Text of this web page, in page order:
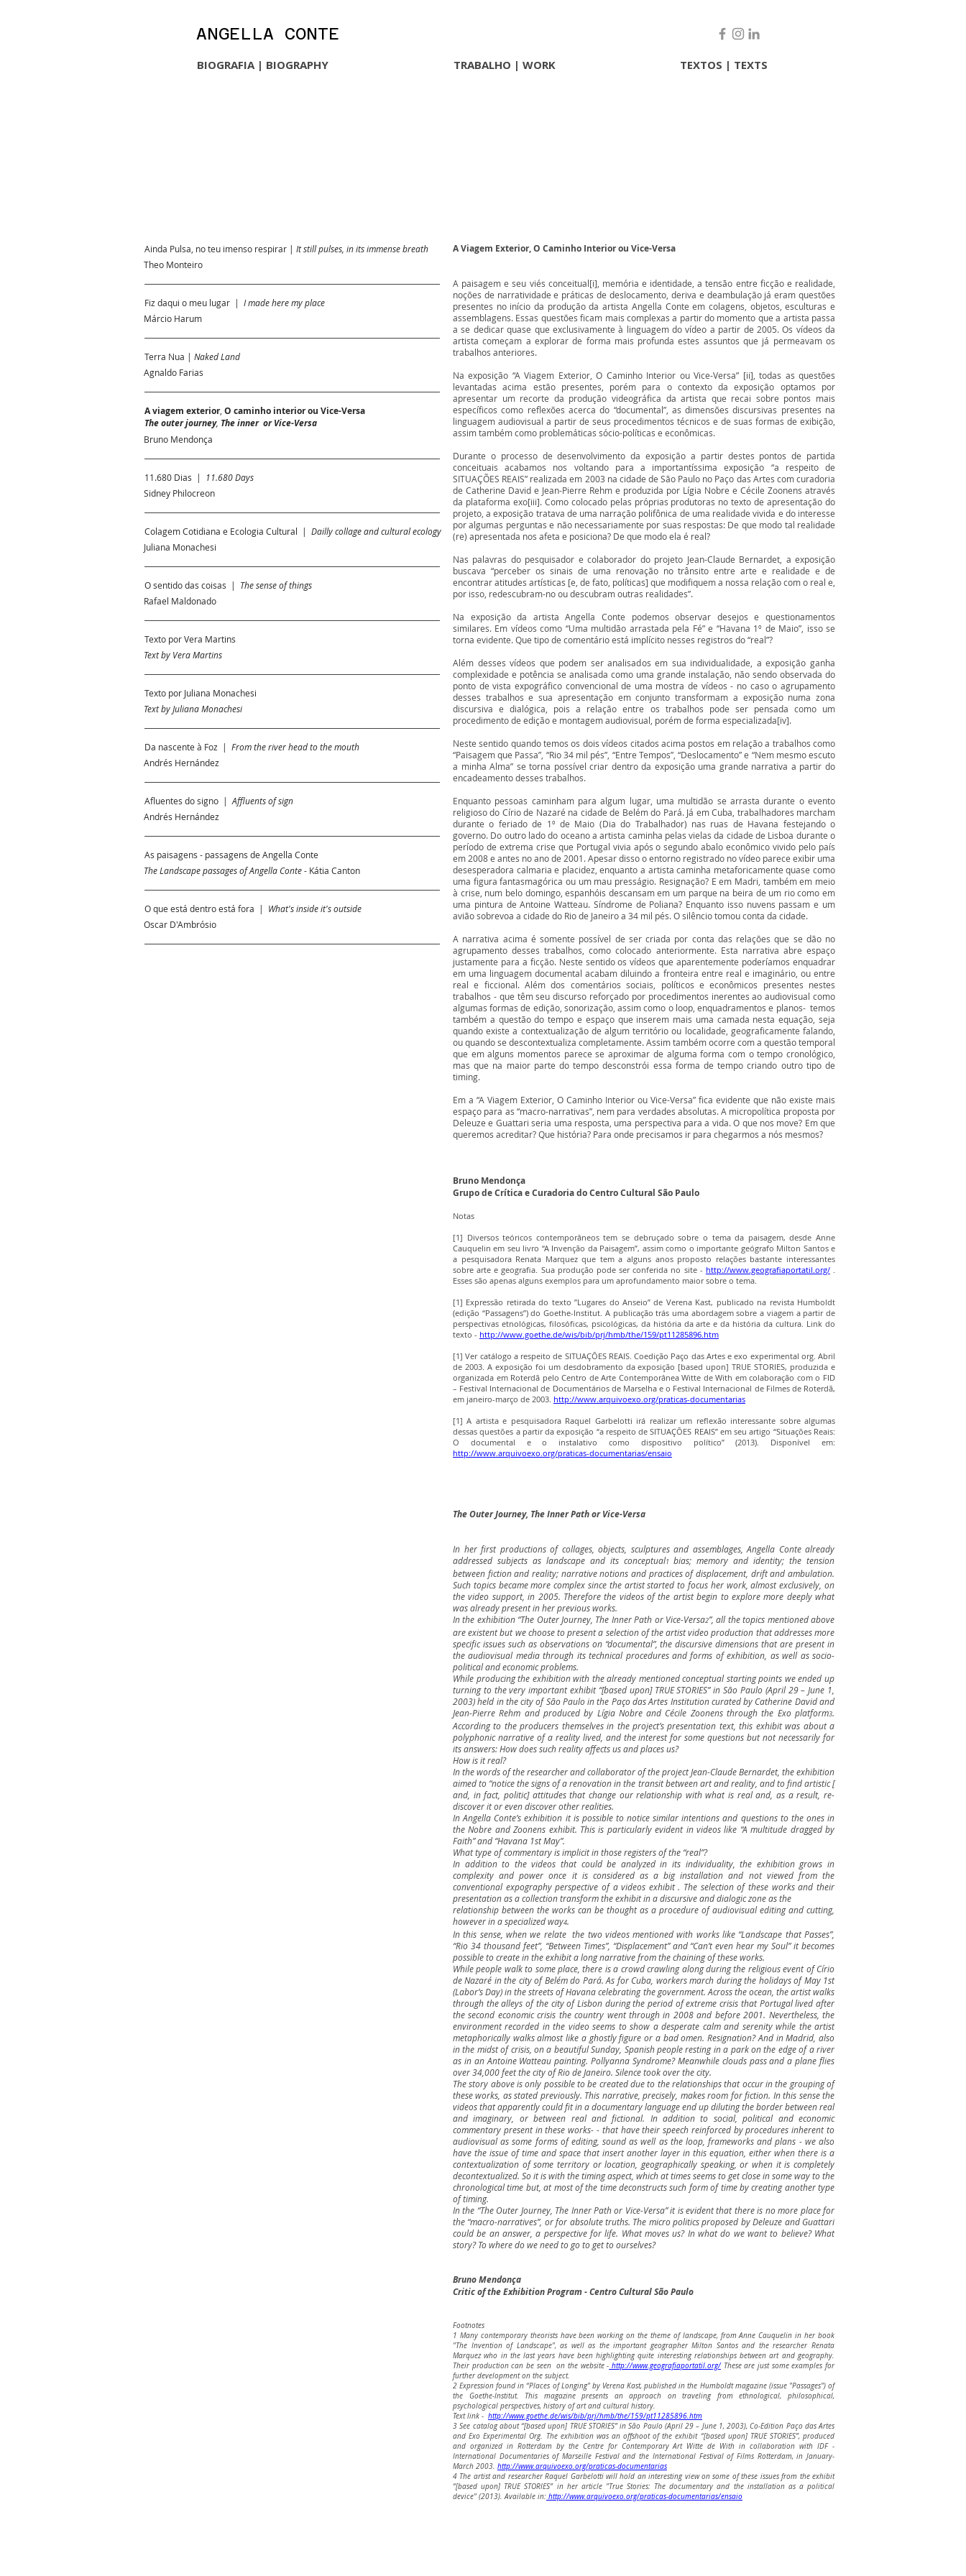
ANGELLA CONTE
BIOGRAFIA | BIOGRAPHY TRABALHO | WORK TEXTOS | TEXTS
Ainda Pulsa, no teu imenso respirar | It still pulses, in its immense breath
Theo Monteiro
Fiz daqui o meu lugar | I made here my place
Márcio Harum
Terra Nua | Naked Land
Agnaldo Farias
A viagem exterior, O caminho interior ou Vice-Versa
The outer journey, The inner or Vice-Versa
Bruno Mendonça
11.680 Dias |
11.680 Days
Sidney Philocreon
Colagem Cotidiana e Ecologia Cultural | Dailly collage and cultural ecology
Juliana Monachesi
O sentido das coisas | The sense of things
Rafael Maldonado
Texto por Vera Martins
Text by Vera Martins
Texto por Juliana Monachesi
Text by Juliana Monachesi
Da nascente à Foz | From the river head to the mouth
Andrés Hernández
Afluentes do signo | Affluents of sign
Andrés Hernández
As paisagens - passagens de Angella Conte
The Landscape passages of Angella Conte- Kátia Canton
O que está dentro está fora | What's inside it's outside
Oscar D'Ambrósio
A Viagem Exterior, O Caminho Interior ou Vice-Versa
A paisagem e seu viés conceitual[i], memória e identidade, a tensão entre ficção e realidade,
noções de narratividade e práticas de deslocamento, deriva e deambulação já eram questões
presentes no início da produção da artista Angella Conte em colagens, objetos, esculturas e
assemblagens. Essas questões ficam mais complexas a partir do momento que a artista passa
a se dedicar quase que exclusivamente à linguagem do vídeo a partir de 2005. Os vídeos da
artista começam a explorar de forma mais profunda estes assuntos que já permeavam os
trabalhos anteriores.
Na exposição “A Viagem Exterior, O Caminho Interior ou Vice-Versa” [ii], todas as questões
levantadas acima estão presentes, porém para o contexto da exposição optamos por
apresentar um recorte da produção videográfica da artista que recai sobre pontos mais
específicos como reflexões acerca do “documental”, as dimensões discursivas presentes na
linguagem audiovisual a partir de seus procedimentos técnicos e de suas formas de exibição,
assim também como problemáticas sócio-políticas e econômicas.
Durante o processo de desenvolvimento da exposição a partir destes pontos de partida
conceituais acabamos nos voltando para a importantíssima exposição “a respeito de
SITUAÇÕES REAIS” realizada em 2003 na cidade de São Paulo no Paço das Artes com curadoria
de Catherine David e Jean-Pierre Rehm e produzida por Lígia Nobre e Cécile Zoonens através
da plataforma exo[iii]. Como colocado pelas próprias produtoras no texto de apresentação do
projeto, a exposição tratava de uma narração polifônica de uma realidade vivida e do interesse
por algumas perguntas e não necessariamente por suas respostas: De que modo tal realidade
(re) apresentada nos afeta e posiciona? De que modo ela é real?
Nas palavras do pesquisador e colaborador do projeto Jean-Claude Bernardet, a exposição
buscava “perceber os sinais de uma renovação no trânsito entre arte e realidade e de
encontrar atitudes artísticas [e, de fato, políticas] que modifiquem a nossa relação com o real e,
por isso, redescubram-no ou descubram outras realidades”.
Na exposição da artista Angella Conte podemos observar desejos e questionamentos
similares. Em vídeos como “Uma multidão arrastada pela Fé” e “Havana 1º de Maio”, isso se
torna evidente. Que tipo de comentário está implícito nesses registros do “real”?
Além desses vídeos que podem ser analisados em sua individualidade, a exposição ganha
complexidade e potência se analisada como uma grande instalação, não sendo observada do
ponto de vista expográfico convencional de uma mostra de vídeos - no caso o agrupamento
desses trabalhos e sua apresentação em conjunto transformam a exposição numa zona
discursiva e dialógica, pois a relação entre os trabalhos pode ser pensada como um
procedimento de edição e montagem audiovisual, porém de forma especializada[iv].
Neste sentido quando temos os dois vídeos citados acima postos em relação a trabalhos como
“Paisagem que Passa”, “Rio 34 mil pés”, “Entre Tempos”, “Deslocamento” e “Nem mesmo escuto
a minha Alma” se torna possível criar dentro da exposição uma grande narrativa a partir do
encadeamento desses trabalhos.
Enquanto pessoas caminham para algum lugar, uma multidão se arrasta durante o evento
religioso do Círio de Nazaré na cidade de Belém do Pará. Já em Cuba, trabalhadores marcham
durante o feriado de 1º de Maio (Dia do Trabalhador) nas ruas de Havana festejando o
governo. Do outro lado do oceano a artista caminha pelas vielas da cidade de Lisboa durante o
período de extrema crise que Portugal vivia após o segundo abalo econômico vivido pelo país
em 2008 e antes no ano de 2001. Apesar disso o entorno registrado no vídeo parece exibir uma
desesperadora calmaria e placidez, enquanto a artista caminha metaforicamente quase como
uma figura fantasmagórica ou um mau presságio. Resignação? E em Madri, também em meio
à crise, num belo domingo, espanhóis descansam em um parque na beira de um rio como em
uma pintura de Antoine Watteau. Síndrome de Poliana? Enquanto isso nuvens passam e um
avião sobrevoa a cidade do Rio de Janeiro a 34 mil pés. O silêncio tomou conta da cidade.
A narrativa acima é somente possível de ser criada por conta das relações que se dão no
agrupamento desses trabalhos, como colocado anteriormente. Esta narrativa abre espaço
justamente para a ficção. Neste sentido os vídeos que aparentemente poderíamos enquadrar
em uma linguagem documental acabam diluindo a fronteira entre real e imaginário, ou entre
real e ficcional. Além dos comentários sociais, políticos e econômicos presentes nestes
trabalhos - que têm seu discurso reforçado por procedimentos inerentes ao audiovisual como
algumas formas de edição, sonorização, assim como o loop, enquadramentos e planos- temos
também a questão do tempo e espaço que inserem mais uma camada nesta equação, seja
quando existe a contextualização de algum território ou localidade, geograficamente falando,
ou quando se descontextualiza completamente. Assim também ocorre com a questão temporal
que em alguns momentos parece se aproximar de alguma forma com o tempo cronológico,
mas que na maior parte do tempo desconstrói essa forma de tempo criando outro tipo de
timing.
Em a “A Viagem Exterior, O Caminho Interior ou Vice-Versa” fica evidente que não existe mais
espaço para as “macro-narrativas”, nem para verdades absolutas. A micropolítica proposta por
Deleuze e Guattari seria uma resposta, uma perspectiva para a vida. O que nos move? Em que
queremos acreditar? Que história? Para onde precisamos ir para chegarmos a nós mesmos?
Bruno Mendonça
Grupo de Crítica e Curadoria do Centro Cultural São Paulo
Notas
[1] Diversos teóricos contemporâneos tem se debruçado sobre o tema da paisagem, desde Anne
Cauquelin em seu livro “A Invenção da Paisagem”, assim como o importante geógrafo Milton Santos e
a pesquisadora Renata Marquez que tem a alguns anos proposto relações bastante interessantes
sobre arte e geografia. Sua produção pode ser conferida no site - http://www.geografiaportatil.org/.
Esses são apenas alguns exemplos para um aprofundamento maior sobre o tema.
[1] Expressão retirada do texto ”Lugares do Anseio” de Verena Kast, publicado na revista Humboldt
(edição “Passagens”) do Goethe-Institut. A publicação trás uma abordagem sobre a viagem a partir de
perspectivas etnológicas, filosóficas, psicológicas, da história da arte e da história da cultura. Link do
texto - http://www.goethe.de/wis/bib/prj/hmb/the/159/pt11285896.htm
[1] Ver catálogo a respeito de SITUAÇÕES REAIS. Coedição Paço das Artes e exo experimental org. Abril
de 2003. A exposição foi um desdobramento da exposição [based upon] TRUE STORIES, produzida e
organizada em Roterdã pelo Centro de Arte Contemporânea Witte de With em colaboração com o FID
– Festival Internacional de Documentários de Marselha e o Festival Internacional de Filmes de Roterdã,
em janeiro-março de 2003. http://www.arquivoexo.org/praticas-documentarias
[1] A artista e pesquisadora Raquel Garbelotti irá realizar um reflexão interessante sobre algumas
dessas questões a partir da exposição “a respeito de SITUAÇÕES REAIS” em seu artigo “Situações Reais:
O documental e o instalativo como dispositivo político” (2013). Disponível em:
http://www.arquivoexo.org/praticas-documentarias/ensaio
The Outer Journey, The Inner Path or Vice-Versa
In her first productions of collages, objects, sculptures and assemblages, Angella Conte already
addressed subjects as landscape and its conceptual1 bias; memory and identity; the tension
between fiction and reality; narrative notions and practices of displacement, drift and ambulation.
Such topics became more complex since the artist started to focus her work, almost exclusively, on
the video support, in 2005. Therefore the videos of the artist begin to explore more deeply what
was already present in her previous works.
In the exhibition “The Outer Journey, The Inner Path or Vice-Versa2”, all the topics mentioned above
are existent but we choose to present a selection of the artist video production that addresses more
specific issues such as observations on “documental”, the discursive dimensions that are present in
the audiovisual media through its technical procedures and forms of exhibition, as well as socio-
political and economic problems.
While producing the exhibition with the already mentioned conceptual starting points we ended up
turning to the very important exhibit “[based upon] TRUE STORIES” in São Paulo (April 29 – June 1,
2003) held in the city of São Paulo in the Paço das Artes Institution curated by Catherine David and
Jean-Pierre Rehm and produced by Lígia Nobre and Cécile Zoonens through the Exo platform3.
According to the producers themselves in the project’s presentation text, this exhibit was about a
polyphonic narrative of a reality lived, and the interest for some questions but not necessarily for
its answers: How does such reality affects us and places us?
How is it real?
In the words of the researcher and collaborator of the project Jean-Claude Bernardet, the exhibition
aimed to “notice the signs of a renovation in the transit between art and reality, and to find artistic [
and, in fact, politic] attitudes that change our relationship with what is real and, as a result, re-
discover it or even discover other realities.
In Angella Conte’s exhibition it is possible to notice similar intentions and questions to the ones in
the Nobre and Zoonens exhibit. This is particularly evident in videos like “A multitude dragged by
Faith” and “Havana 1st May”.
What type of commentary is implicit in those registers of the “real”?
In addition to the videos that could be analyzed in its individuality, the exhibition grows in
complexity and power once it is considered as a big installation and not viewed from the
conventional expography perspective of a videos exhibit . The selection of these works and their
presentation as a collection transform the exhibit in a discursive and dialogic zone as the
relationship between the works can be thought as a procedure of audiovisual editing and cutting,
however in a specialized way4.
In this sense, when we relate the two videos mentioned with works like “Landscape that Passes”,
“Rio 34 thousand feet”, “Between Times”, “Displacement” and “Can’t even hear my Soul” it becomes
possible to create in the exhibit a long narrative from the chaining of these works.
While people walk to some place, there is a crowd crawling along during the religious event of Círio
de Nazaré in the city of Belém do Pará. As for Cuba, workers march during the holidays of May 1st
(Labor’s Day) in the streets of Havana celebrating the government. Across the ocean, the artist walks
through the alleys of the city of Lisbon during the period of extreme crisis that Portugal lived after
the second economic crisis the country went through in 2008 and before 2001. Nevertheless, the
environment recorded in the video seems to show a desperate calm and serenity while the artist
metaphorically walks almost like a ghostly figure or a bad omen. Resignation? And in Madrid, also
in the midst of crisis, on a beautiful Sunday, Spanish people resting in a park on the edge of a river
as in an Antoine Watteau painting. Pollyanna Syndrome? Meanwhile clouds pass and a plane flies
over 34,000 feet the city of Rio de Janeiro. Silence took over the city.
The story above is only possible to be created due to the relationships that occur in the grouping of
these works, as stated previously. This narrative, precisely, makes room for fiction. In this sense the
videos that apparently could fit in a documentary language end up diluting the border between real
and imaginary, or between real and fictional. In addition to social, political and economic
commentary present in these works- - that have their speech reinforced by procedures inherent to
audiovisual as some forms of editing, sound as well as the loop, frameworks and plans - we also
have the issue of time and space that insert another layer in this equation, either when there is a
contextualization of some territory or location, geographically speaking, or when it is completely
decontextualized. So it is with the timing aspect, which at times seems to get close in some way to the
chronological time but, at most of the time deconstructs such form of time by creating another type
of timing.
In the “The Outer Journey, The Inner Path or Vice-Versa” it is evident that there is no more place for
the “macro-narratives”, or for absolute truths. The micro politics proposed by Deleuze and Guattari
could be an answer, a perspective for life. What moves us? In what do we want to believe? What
story? To where do we need to go to get to ourselves?
Bruno Mendonça
Critic of the Exhibition Program - Centro Cultural São Paulo
Footnotes
1 Many contemporary theorists have been working on the theme of landscape, from Anne Cauquelin in her book
"The Invention of Landscape", as well as the important geographer Milton Santos and the researcher Renata
Marquez who in the last years have been highlighting quite interesting relationships between art and geography.
Their production can be seen on the website - http://www.geografiaportatil.org/These are just some examples for
further development on the subject.
2 Expression found in “Places of Longing" by Verena Kast, published in the Humboldt magazine (issue "Passages") of
the Goethe-Institut. This magazine presents an approach on traveling from ethnological, philosophical,
psychological perspectives, history of art and cultural history.
Text link - http://www.goethe.de/wis/bib/prj/hmb/the/159/pt11285896.htm
3 See catalog about “[based upon] TRUE STORIES” in São Paulo (April 29 – June 1, 2003), Co-Edition Paço das Artes
and Exo Experimental Org. The exhibition was an offshoot of the exhibit “[based upon] TRUE STORIES”, produced
and organized in Rotterdam by the Centre for Contemporary Art Witte de With in collaboration with IDF -
International Documentaries of Marseille Festival and the International Festival of Films Rotterdam, in January-
March 2003. http://www.arquivoexo.org/praticas-documentarias
4 The artist and researcher Raquel Garbelotti will hold an interesting view on some of these issues from the exhibit
“[based upon] TRUE STORIES” in her article "True Stories: The documentary and the installation as a political
device" (2013). Available in: http://www.arquivoexo.org/praticas-documentarias/ensaio